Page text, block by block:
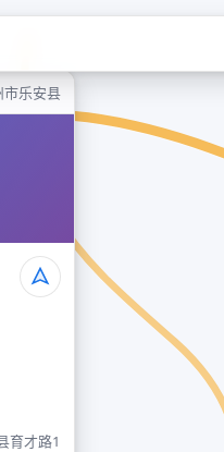
市乐安县
育才路1